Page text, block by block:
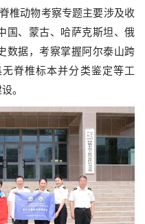
椎动物考察专题主要涉及收
国、蒙古、哈萨克斯坦、俄
数据，考察掌握阿尔泰山跨
脊椎标本并分类鉴定等工
。